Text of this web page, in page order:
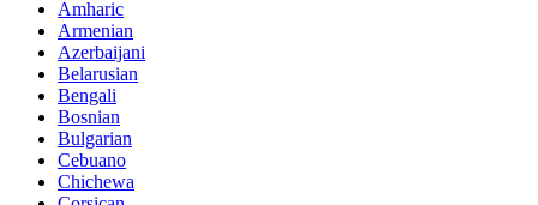
Amharic
Armenian
Azerbaijani
Belarusian
Bengali
Bosnian
Bulgarian
Cebuano
Chichewa